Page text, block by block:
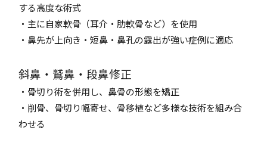
する高度な術式
・主に自家軟骨（耳介・肋軟骨など）を使用
・鼻先が上向き・短鼻・鼻孔の露出が強い症例に適応
斜鼻・鷲鼻・段鼻修正
・骨切り術を併用し、鼻骨の形態を矯正
・削骨、骨切り幅寄せ、骨移植など多様な技術を組み合
わせる